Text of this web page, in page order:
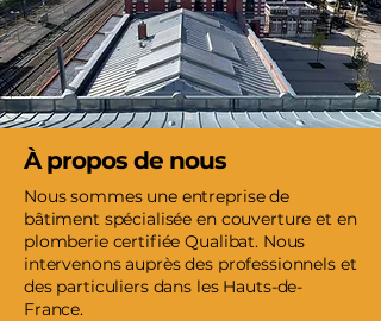
À propos de nous
Nous sommes une entreprise de
bâtiment spécialisée en couverture et en
plomberie certifiée Qualibat. Nous
intervenons auprès des professionnels et
des particuliers dans les Hauts-de-
France.